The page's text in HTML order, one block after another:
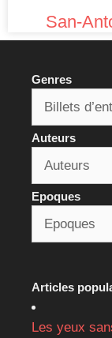
San-
Genres
Auteurs
Epoques
Articles
Les yeux